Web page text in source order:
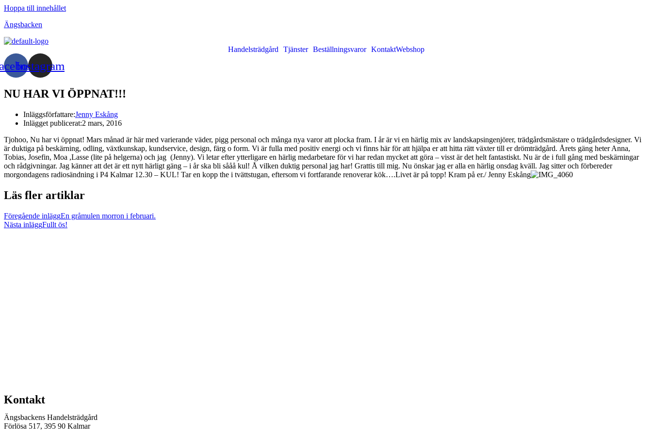
Hoppa till innehållet
Ängsbacken
Handelsträdgård Tjänster Beställningsvaror KontaktWebshop
Instagram
NU HAR VI ÖPPNAT!!!
Inläggsförfattare:Jenny Eskång
Inlägget publicerat:2 mars, 2016
Tjohoo, Nu har vi öppnat! Mars månad är här med varierande väder, pigg personal och många nya varor att plocka fram. I år är vi en härlig mix av landskapsingenjörer, trädgårdsmästare o trädgårdsdesigner. Vi
är duktiga på beskärning, odling, växtkunskap, kundservice, design, färg o form. Vi är fulla med positiv energi och vi finns här för att hjälpa er att hitta rätt växter till er drömträdgård. Årets gäng heter Anna,
Tobias, Josefin, Moa ,Lasse (lite på helgerna) och jag (Jenny). Vi letar efter ytterligare en härlig medarbetare för vi har redan mycket att göra – visst är det helt fantastiskt. Nu är de i full gång med beskärningar
och rådgivningar. Jag känner att det är ett nytt härligt gäng – i år ska bli sååå kul! Å vilken duktig personal jag har! Grattis till mig. Nu önskar jag er alla en härlig onsdag kväll. Jag sitter och förbereder
morgondagens radiosändning i P4 Kalmar 12.30 – KUL! Tar en kopp the i tvättstugan, eftersom vi fortfarande renoverar kök….Livet är på topp! Kram på er./ Jenny Eskång
Läs fler artiklar
Föregående inläggEn gråmulen morron i februari.
Nästa inläggFullt ös!
Kontakt
Ängsbackens Handelsträdgård
Förlösa 517, 395 90 Kalmar